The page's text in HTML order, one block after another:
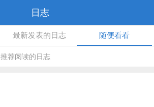
日志
最新发表的日志 随便看看
推荐阅读的日志